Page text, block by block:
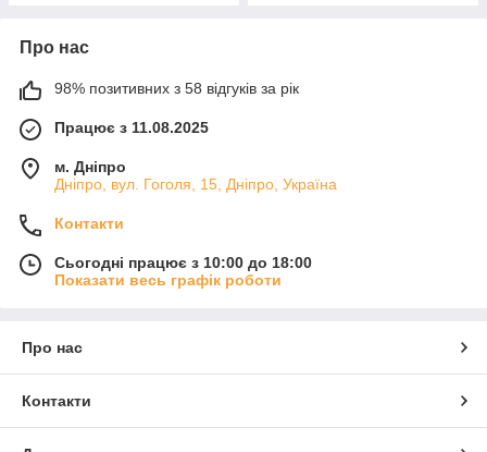
Про нас
98% позитивних з 58 відгуків за рік
Працює з 11.08.2025
м. Дніпро
Дніпро, вул. Гоголя, 15, Дніпро, Україна
Контакти
Сьогодні працює з 10:00 до 18:00
Показати весь графік роботи
Про нас
Контакти